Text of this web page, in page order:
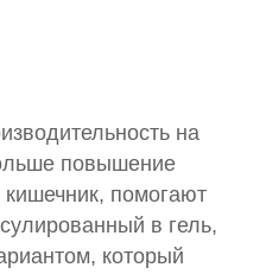
на
повышение
кишечник, помогают
в гель,
который